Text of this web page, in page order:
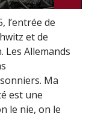
l’entrée de
et de
Les Allemands
Ma
est une
le nie, on le